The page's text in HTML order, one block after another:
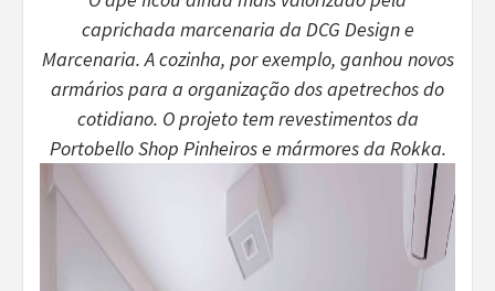
caprichada marcenaria da DCG Design e
Marcenaria. A cozinha, por exemplo, ganhou novos
armários para a organização dos apetrechos do
cotidiano. O projeto tem revestimentos da
Portobello Shop Pinheiros e mármores da Rokka.